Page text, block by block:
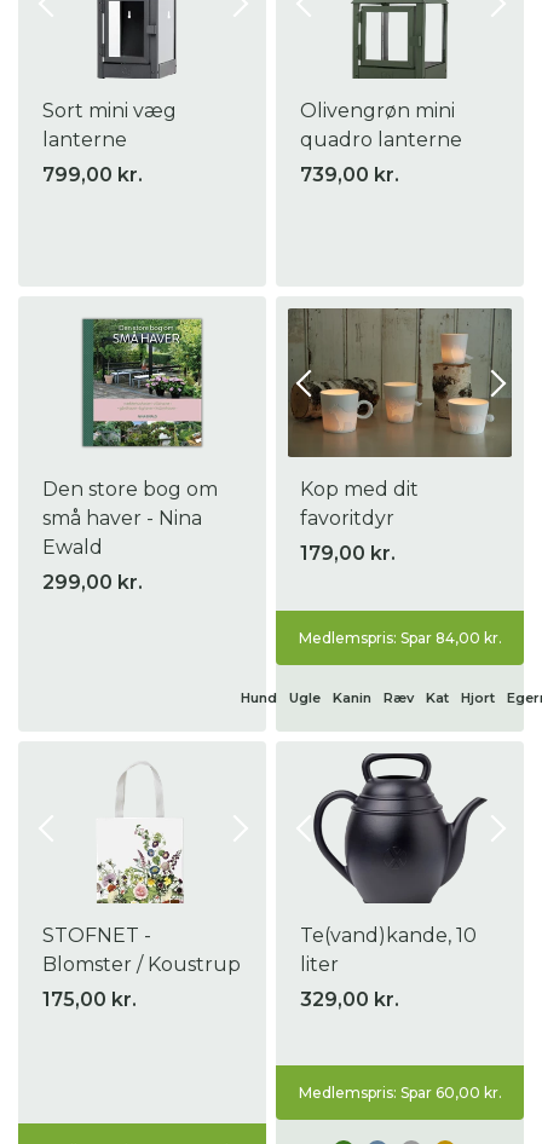
Sort mini væg
lanterne
799,00 kr.
Olivengrøn mini
quadro lanterne
739,00 kr.
Den store bog om
små haver - Nina
Ewald
299,00 kr.
Kop med dit
favoritdyr
179,00 kr.
Medlemspris: Spar 84,00 kr.
Hund Ugle Kanin Ræv Kat Hjort
STOFNET -
Blomster / Koustrup
175,00 kr.
Te(vand)kande, 10
liter
329,00 kr.
Medlemspris: Spar 60,00 kr.